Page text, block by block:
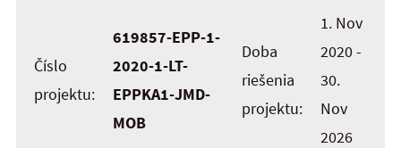
Číslo
projektu:
619857-EPP-1-
2020-1-LT-
EPPKA1-JMD-
MOB
Doba
riešenia
projektu:
1. Nov
2020 -
30.
Nov
2026